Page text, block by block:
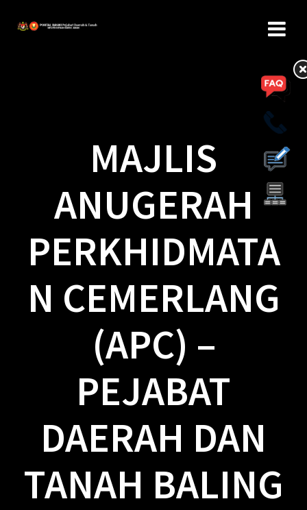
MAJLIS
ANUGERAH
PERKHIDMATA
N CEMERLANG
(APC) –
PEJABAT
DAERAH DAN
TANAH BALING